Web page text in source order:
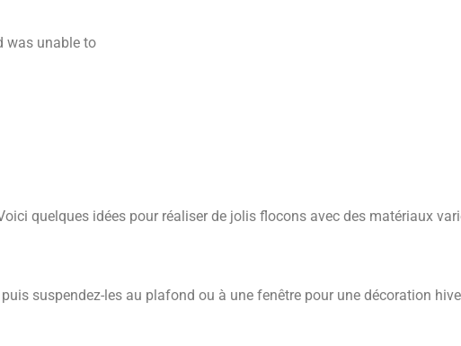
was unable to
quelques idées pour réaliser de jolis flocons avec des matériaux
suspendez-les au plafond ou à une fenêtre pour une décoration